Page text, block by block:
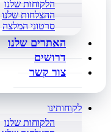
הלקוחות שלנו
ההצלחות שלנו
סרטוני המלצה
האתרים שלנו
דרושים
צור קשר
לקוחותינו
הלקוחות שלנו